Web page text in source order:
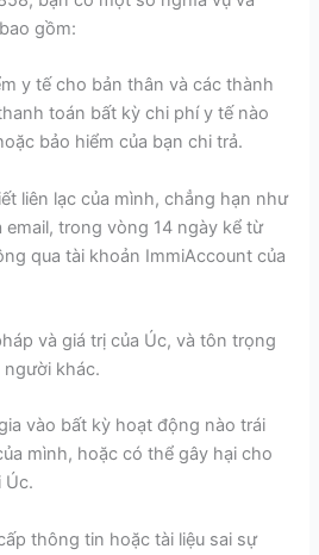
gồm:
y tế cho bản thân và các thành
toán bất kỳ chi phí y tế nào
bảo hiểm của bạn chi trả.
liên lạc của mình, chẳng hạn như
email, trong vòng 14 ngày kể từ
qua tài khoản ImmiAccount của
và giá trị của Úc, và tôn trọng
khác.
vào bất kỳ hoạt động nào trái
mình, hoặc có thể gây hại cho
Úc.
thông tin hoặc tài liệu sai sự